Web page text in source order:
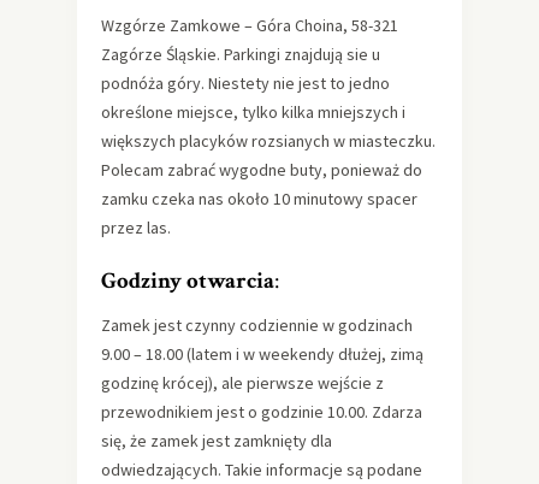
Wzgórze Zamkowe – Góra Choina, 58-321
Zagórze Śląskie. Parkingi znajdują sie u
podnóża góry. Niestety nie jest to jedno
określone miejsce, tylko kilka mniejszych i
większych placyków rozsianych w miasteczku.
Polecam zabrać wygodne buty, ponieważ do
zamku czeka nas około 10 minutowy spacer
przez las.
Godziny otwarcia:
Zamek jest czynny codziennie w godzinach
9.00 – 18.00 (latem i w weekendy dłużej, zimą
godzinę krócej), ale pierwsze wejście z
przewodnikiem jest o godzinie 10.00. Zdarza
się, że zamek jest zamknięty dla
odwiedzających. Takie informacje są podane